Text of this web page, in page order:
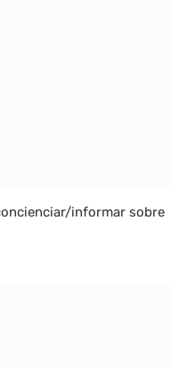
informar sobre